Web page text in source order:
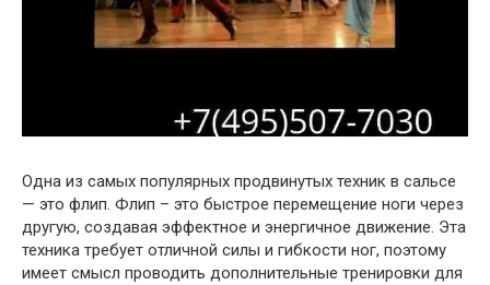
Одна из самых популярных продвинутых техник в сальсе
— это флип. Флип – это быстрое перемещение ноги через
другую, создавая эффектное и энергичное движение. Эта
техника требует отличной силы и гибкости ног, поэтому
имеет смысл проводить дополнительные тренировки для